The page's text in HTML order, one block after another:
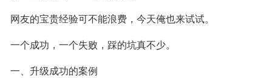
网友的宝贵经验可不能浪费，今天俺也来试试。
一个成功，一个失败，踩的坑真不少。
一、升级成功的案例